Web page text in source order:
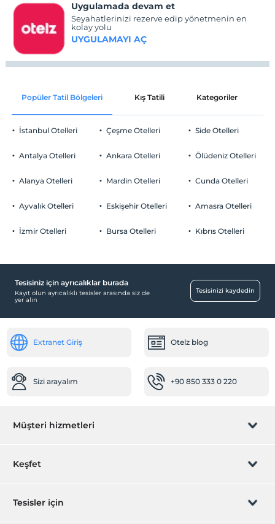
Uygulamada devam et
Seyahatlerinizi rezerve edip yönetmenin en
kolay yolu
UYGULAMAYI AÇ
Popüler Tatil Bölgeleri Kış Tatili Kategoriler
İstanbul Otelleri
Antalya Otelleri
Alanya Otelleri
Ayvalık Otelleri
İzmir Otelleri
Çeşme Otelleri
Ankara Otelleri
Mardin Otelleri
Eskişehir Otelleri
Bursa Otelleri
Side Otelleri
Ölüdeniz Otelleri
Cunda Otelleri
Amasra Otelleri
Kıbrıs Otelleri
Tesisiniz için ayrıcalıklar burada
Kayıt olun ayrıcalıklı tesisler arasında siz de
yer alın
Tesisinizi kaydedin
Extranet Giriş Otelz blog
Sizi arayalım +90 850 333 0 220
Müşteri hizmetleri
Rezervasyon yönet
Keşfet
Hediye Kart
Tesisler için